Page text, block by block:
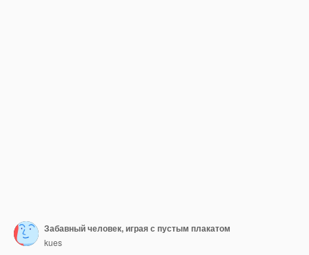
Забавный человек, играя с пустым плакатом
kues